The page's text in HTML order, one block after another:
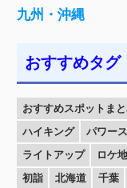
九州・沖縄
おすすめタグ
おすすめスポットま
ハイキング
パワー
ライトアップ
ロケ地
初詣
北海道 千葉